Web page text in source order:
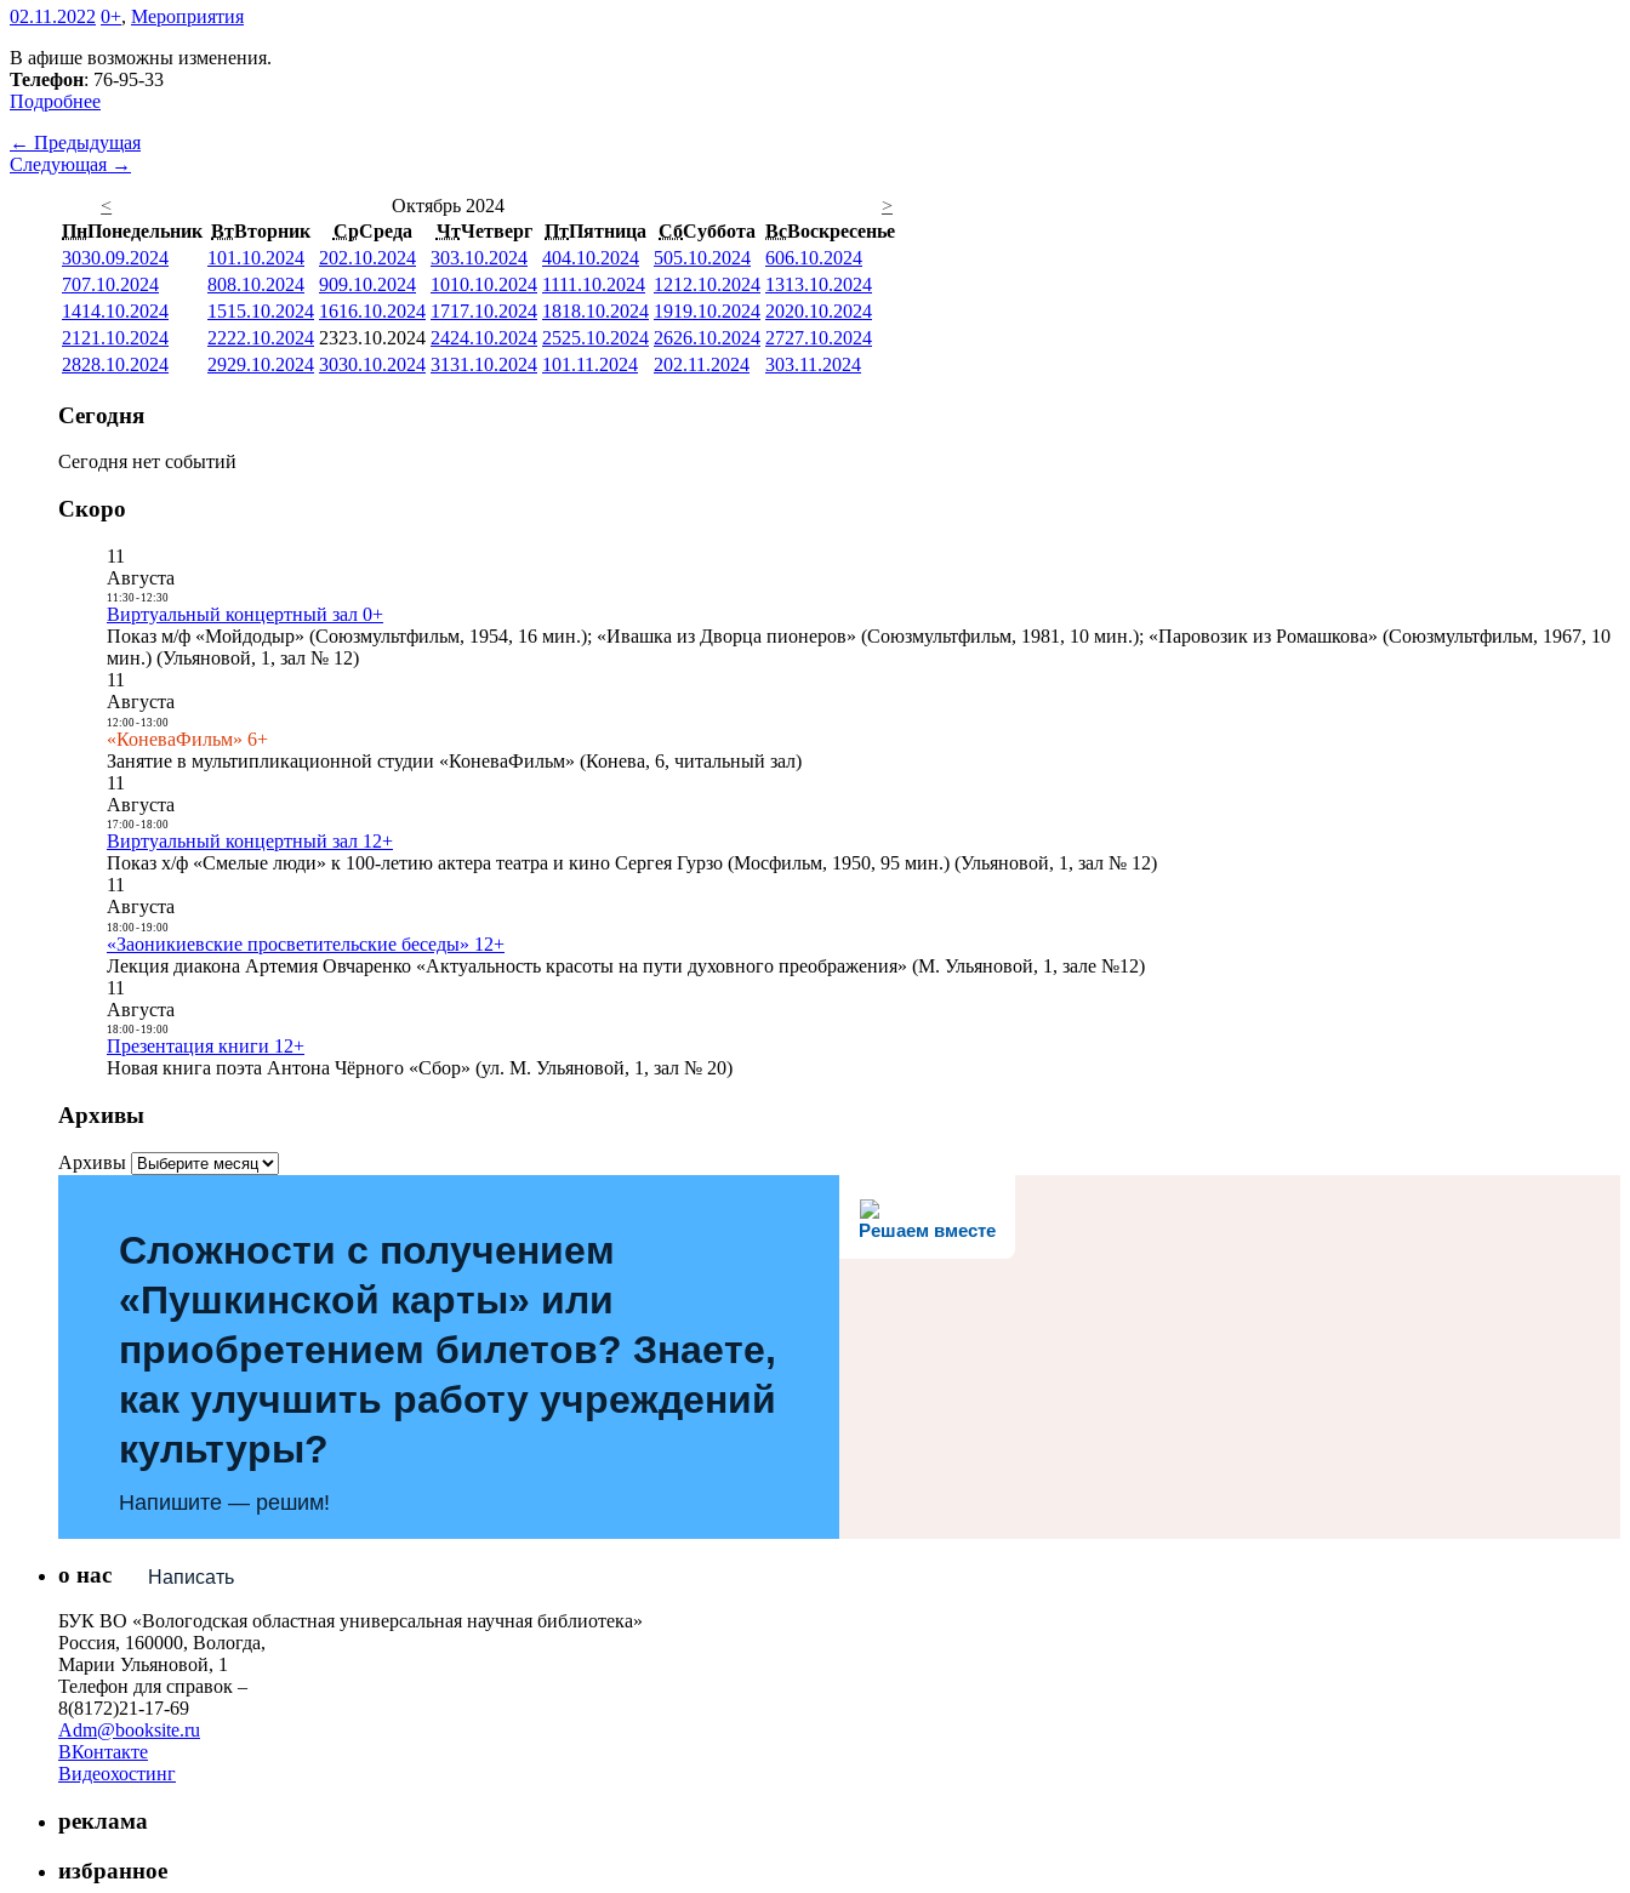
02.11.2022 0+, Мероприятия
В афише возможны изменения.
Телефон: 76-95-33
Подробнее
← Предыдущая
Следующая →
<
Октябрь 2024
>
ПнПонедельник ВтВторник СрСреда ЧтЧетверг ПтПятница СбСуббота ВсВоскресенье
3030.09.2024 101.10.2024 202.10.2024 303.10.2024 404.10.2024 505.10.2024 606.10.2024
707.10.2024 808.10.2024 909.10.2024 1010.10.2024 1111.10.2024 1212.10.2024 1313.10.2024
1414.10.2024 1515.10.2024 1616.10.2024 1717.10.2024 1818.10.2024 1919.10.2024 2020.10.2024
21 21.10.2024 2222.10.2024 2323.10.2024 2424.10.2024 2525.10.2024 2626.10.2024 2727.10.2024
2828.10.2024 2929.10.2024 3030.10.2024 3131.10.2024 101.11.2024 202.11.2024 303.11.2024
Сегодня
Сегодня нет событий
Скоро
11
Августа
11:30- 12:30
Виртуальный концертный зал 0+
Показ м/ф «Мойдодыр» (Союзмультфильм, 1954, 16 мин.); «Ивашка из Дворца пионеров» (Союзмультфильм, 1981, 10 мин.); «Паровозик из Ромашкова» (Союзмультфильм, 1967, 10
мин.) (Ульяновой, 1, зал № 12)
11
Августа
12:00- 13:00
«КоневаФильм» 6+
Занятие в мультипликационной студии «КоневаФильм» (Конева, 6, читальный зал)
11
Августа
17:00- 18:00
Виртуальный концертный зал 12+
Показ х/ф «Смелые люди» к 100-летию актера театра и кино Сергея Гурзо (Мосфильм, 1950, 95 мин.) (Ульяновой, 1, зал № 12)
11
Августа
18:00- 19:00
«Заоникиевские просветительские беседы» 12+
Лекция диакона Артемия Овчаренко «Актуальность красоты на пути духовного преображения» (М. Ульяновой, 1, зале №12)
11
Августа
18:00- 19:00
Презентация книги 12+
Новая книга поэта Антона Чёрного «Сбор» (ул. М. Ульяновой, 1, зал № 20)
Архивы
Архивы
Решаем вместе
Сложности с получением
«Пушкинской карты» или
приобретением билетов? Знаете,
как улучшить работу учреждений
культуры?
Напишите — решим!
Написать
о нас
БУК ВО «Вологодская областная универсальная научная библиотека»
Россия, 160000, Вологда,
Марии Ульяновой, 1
Телефон для справок –
8(8172)21-17-69
Adm@booksite.ru
ВКонтакте
Видеохостинг
реклама
избранное